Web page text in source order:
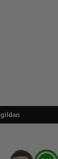
gildan